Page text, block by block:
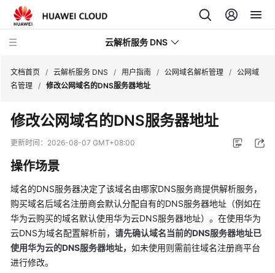
云解析服务 DNS
新
动
品
介
绍
快
速
文档首页 / 云解析服务 DNS / 用户指南 / 公网域名解析管理 / 公网域
名管理 / 修改公网域名的DNS服务器地址
修改公网域名的DNS服务器地址
更新时间： 2026-08-07 GMT+08:00
操作场景
域名的DNS服务器决定了该域名由哪家DNS服务商提供解析服务，
购买域名后域名注册商会默认分配自有的DNS服务器地址（例如在
华为云购买的域名默认使用华为云DNS服务器地址）。在使用华为
云DNS为域名配置解析前， 请先确认域名当前的DNS服务器地址已
使用华为云的DNS服务器地址， 如未使用则需前往域名注册商平台
进行修改。